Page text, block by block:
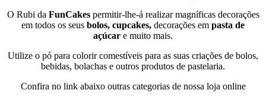
O Rubi da FunCakes permitir-lhe-á realizar magníficas decorações
em todos os seus bolos, cupcakes, decorações em pasta de
açúcar e muito mais.
Utilize o pó para colorir comestíveis para as suas criações de bolos,
bebidas, bolachas e outros produtos de pastelaria.
Confira no link abaixo outras categorias de nossa loja online